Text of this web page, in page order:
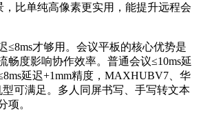
比单纯高像素更实用，能提升远程会
≤8ms才够用。会议平板的核心优势是
畅度影响协作效率。普通会议≤10ms延
延迟+1mm精度，MAXHUBV7、华
型可满足。多人同屏书写、手写转文本
项。